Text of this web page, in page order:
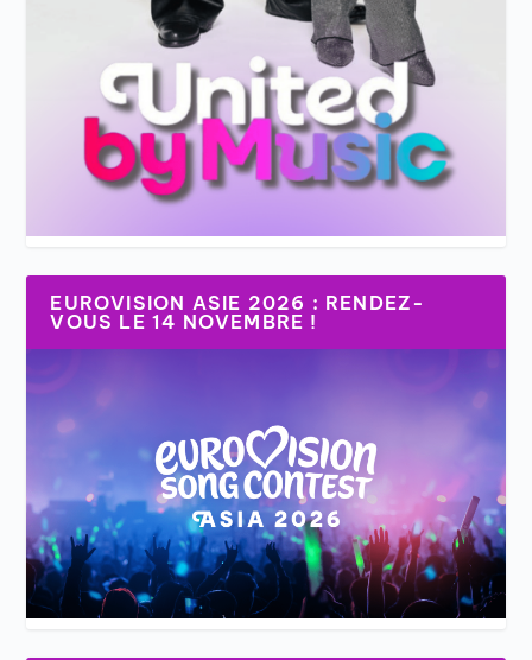
EUROVISION ASIE 2026 : RENDEZ-
VOUS LE 14 NOVEMBRE !